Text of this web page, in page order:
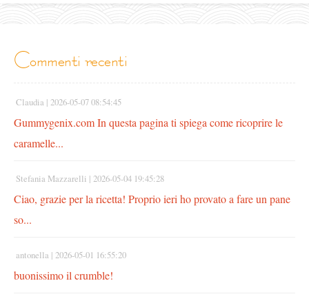
commenti recenti
Claudia | 2026-05-07 08:54:45
Gummygenix.com In questa pagina ti spiega come ricoprire le
caramelle...
Stefania Mazzarelli | 2026-05-04 19:45:28
Ciao, grazie per la ricetta! Proprio ieri ho provato a fare un pane
so...
antonella | 2026-05-01 16:55:20
buonissimo il crumble!